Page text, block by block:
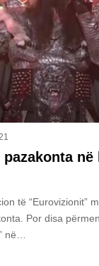
të “Eurovizionit”
Por disa
në…